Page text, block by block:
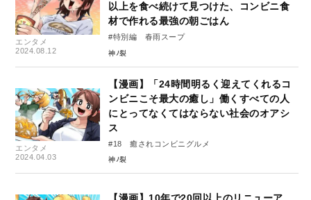
エンタメ
2024.08.12
以上を食べ続けて見つけた、コンビニ食
材で作れる最強の朝ごはん
#特別編 春雨スープ
神ﾉ裂
エンタメ
2024.04.03
【漫画】「24時間明るく迎えてくれるコ
ンビニこそ最大の癒し」働くすべての人
にとってなくてはならない社会のオアシ
ス
#18 癒されコンビニグルメ
神ﾉ裂
【漫画】10年で20回以上のリニューア